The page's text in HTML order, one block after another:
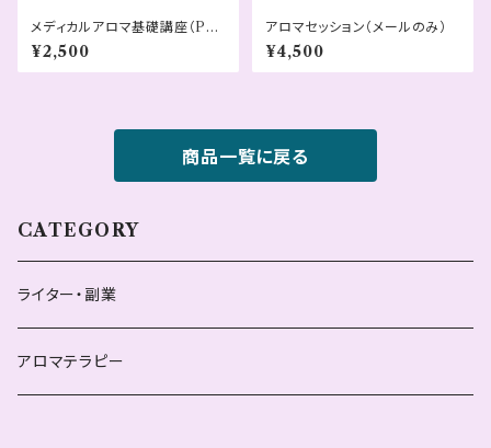
メディカルアロマ基礎講座（PD
Fテキスト）
¥2,500
アロマセッション（メールのみ）
¥4,500
商品一覧に戻る
CATEGORY
ライター・副業
アロマテラピー